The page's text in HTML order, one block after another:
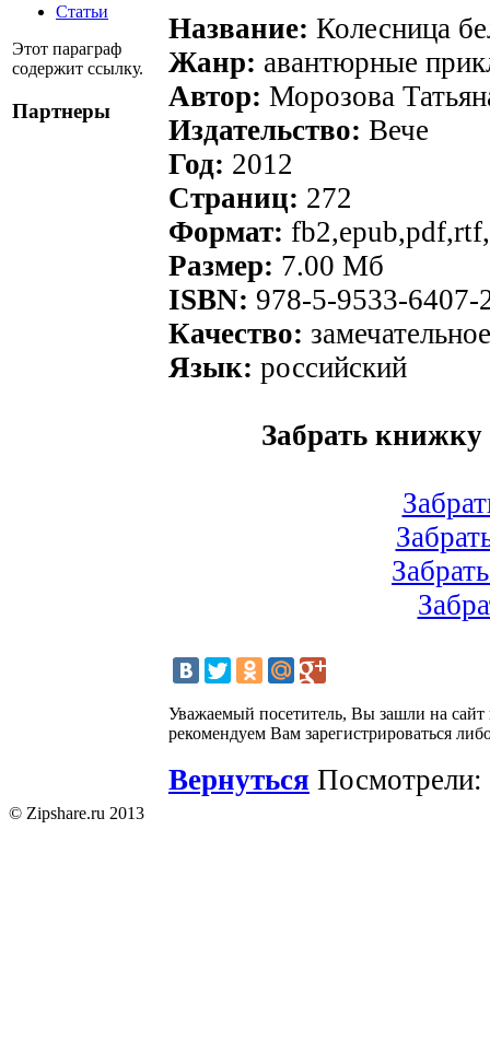
Статьи
Этот параграф
содержит ссылку.
Партнеры
Название: Колесница
Жанр: авантюрные
Автор: Морозова
Издательство: Вече
Год: 2012
Страниц: 272
Формат:
Размер: 7.00 Мб
ISBN: 978-5-9533-6407-
Качество: замечательное
Язык: российский
Забрать книжку
Уважаемый посетитель, Вы зашли на
рекомендуем Вам зарегистрироваться
Вернуться Посмотрели:
© Zipshare.ru 2013